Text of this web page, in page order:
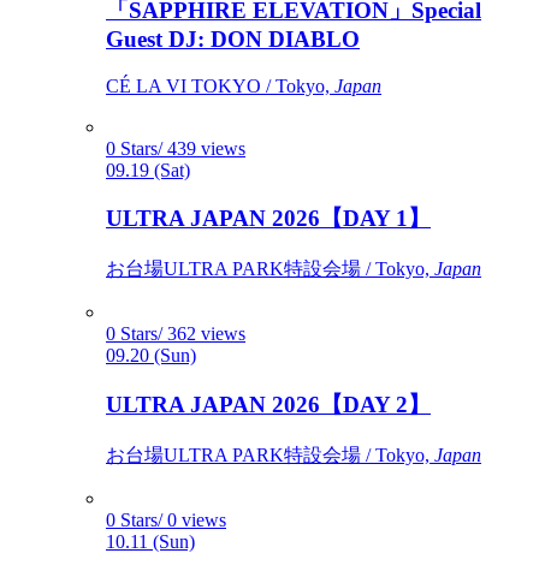
「SAPPHIRE ELEVATION」Special
Guest DJ: DON DIABLO
CÉ LA VI TOKYO / Tokyo, Japan
0 Stars/ 439 views
09.19 (Sat)
ULTRA JAPAN 2026【DAY 1】
お台場ULTRA PARK特設会場 / Tokyo, Japan
0 Stars/ 362 views
09.20 (Sun)
ULTRA JAPAN 2026【DAY 2】
お台場ULTRA PARK特設会場 / Tokyo, Japan
0 Stars/ 0 views
10.11 (Sun)